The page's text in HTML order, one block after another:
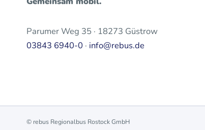
Parumer Weg 35 · 18273 Güstrow
03843 6940-0 · info@rebus.de
© rebus Regionalbus Rostock GmbH